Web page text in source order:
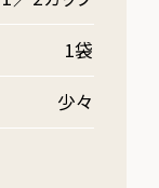
1袋
少々